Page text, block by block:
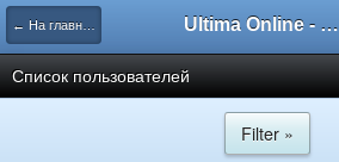
← На главную Ultima Online - Форум Русского сообщества игры
Список пользователей
Filter »